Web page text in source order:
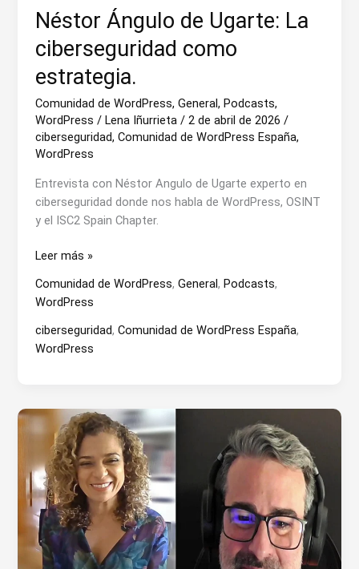
Néstor Ángulo de Ugarte: La
ciberseguridad como
estrategia.
Comunidad de WordPress,General,Podcasts,
WordPress /Lena Iñurrieta/2 de abril de 2026/
ciberseguridad,Comunidad de WordPress España,
WordPress
Entrevista con Néstor Angulo de Ugarte experto en
ciberseguridad donde nos habla de WordPress, OSINT
y el ISC2 Spain Chapter.
Néstor
de
Ugarte:
La
ciberseguridad
Leer más »
Comunidad de WordPress,General,Podcasts,
WordPress
ciberseguridad,Comunidad de WordPress España,
WordPress